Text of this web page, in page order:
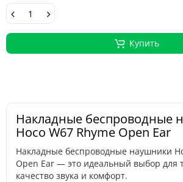
Купить
Накладные беспроводные
Hoco W67 Rhyme Open Ear
Накладные беспроводные наушники
Open Ear — это идеальный выбор для
качество звука и комфорт.